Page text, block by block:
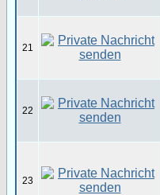
21
22
23